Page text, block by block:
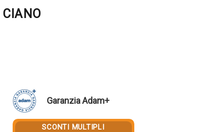
Garanzia Adam+
SCONTI MULTIPLI